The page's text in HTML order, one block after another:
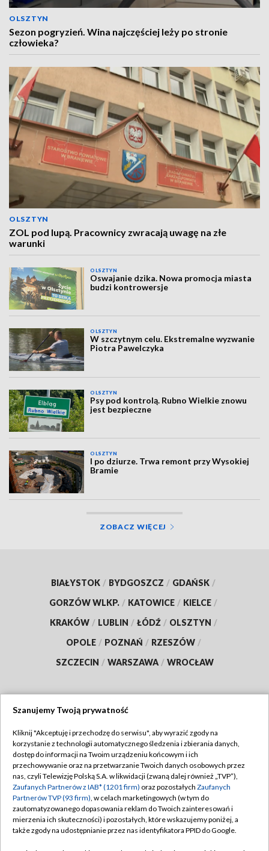
OLSZTYN
Sezon pogryzień. Wina najczęściej leży po stronie
człowieka?
OLSZTYN
ZOL pod lupą. Pracownicy zwracają uwagę na złe
warunki
OLSZTYN
Oswajanie dzika. Nowa promocja miasta
budzi kontrowersje
OLSZTYN
W szczytnym celu. Ekstremalne wyzwanie
Piotra Pawelczyka
OLSZTYN
Psy pod kontrolą. Rubno Wielkie znowu
jest bezpieczne
OLSZTYN
I po dziurze. Trwa remont przy Wysokiej
Bramie
ZOBACZ WIĘCEJ
BIAŁYSTOK / BYDGOSZCZ / GDAŃSK /
GORZÓW WLKP. / KATOWICE / KIELCE /
KRAKÓW / LUBLIN / ŁÓDŹ / OLSZTYN /
OPOLE / POZNAŃ / RZESZÓW /
SZCZECIN / WARSZAWA / WROCŁAW
TVP
Abonament TVP
Emisja w TVP
Centrum informacji TVP
Naziemna Telewizja Cyfrowa
Regulamin TVP
Polityka prywatności
Moje zgody
Pomoc
Szanujemy Twoją prywatność
Kliknij "Akceptuję i przechodzę do serwisu", aby wyrazić zgody na
korzystanie z technologii automatycznego śledzenia i zbierania danych,
dostęp do informacji na Twoim urządzeniu końcowym i ich
przechowywanie oraz na przetwarzanie Twoich danych osobowych przez
nas, czyli Telewizję Polską S.A. w likwidacji (zwaną dalej również „TVP”),
Zaufanych Partnerów z IAB* (1201 firm) oraz pozostałych Zaufanych
Partnerów TVP (93 firm), w celach marketingowych (w tym do
zautomatyzowanego dopasowania reklam do Twoich zainteresowań i
mierzenia ich skuteczności) i pozostałych, które wskazujemy poniżej, a
także zgody na udostępnianie przez nas identyfikatora PPID do Google.